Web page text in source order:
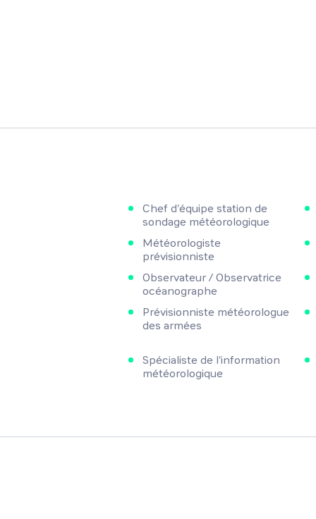
Chef d'équipe station de
sondage météorologique
Météorologiste
prévisionniste
Observateur / Observatrice
océanographe
Prévisionniste météorologue
des armées
Spécialiste de l'information
météorologique